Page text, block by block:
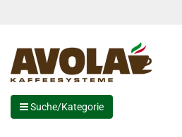
Suche/Kategorie